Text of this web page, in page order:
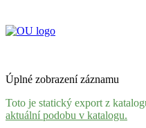
Úplné zobrazení záznamu
Toto je statický export z
aktuální podobu v katalogu.